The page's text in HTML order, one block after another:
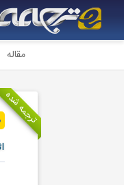
مقاله
ترجمه شده